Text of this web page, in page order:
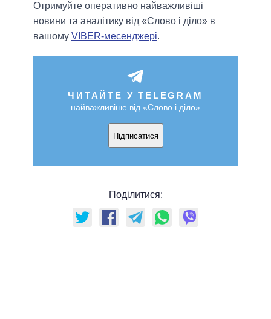
Отримуйте оперативно найважливіші
новини та аналітику від «Слово і діло» в
вашому VIBER-месенджері.
ЧИТАЙТЕ У TELEGRAM
найважливіше від «Слово і діло»
Підписатися
Поділитися: